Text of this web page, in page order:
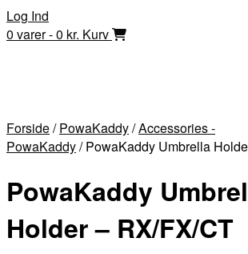
Skip
to
Log Ind
0 varer - 0 kr. Kurv
Forside/PowaKaddy/Accessories -
PowaKaddy/ PowaKaddy Umbrella
PowaKaddy
Holder – RX/FX/CT